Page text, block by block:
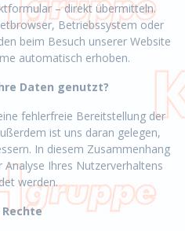
– direkt übermitteln.
Betriebssystem oder
beim Besuch unserer Website
automatisch erhoben.
Daten genutzt?
fehlerfreie Bereitstellung der
ist uns daran gelegen,
In diesem Zusammenhang
Ihres Nutzerverhaltens
werden.